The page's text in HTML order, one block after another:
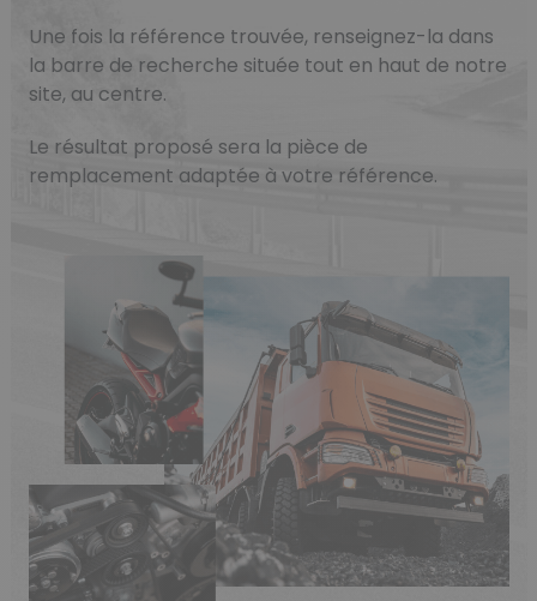
Une fois la référence trouvée, renseignez-la dans
la barre de recherche située tout en haut de notre
site, au centre.
Le résultat proposé sera la pièce de
remplacement adaptée à votre référence.